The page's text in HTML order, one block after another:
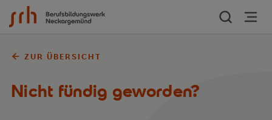
Zum Inhalt springen
ZUR ÜBERSICHT
Nicht fündig geworden?